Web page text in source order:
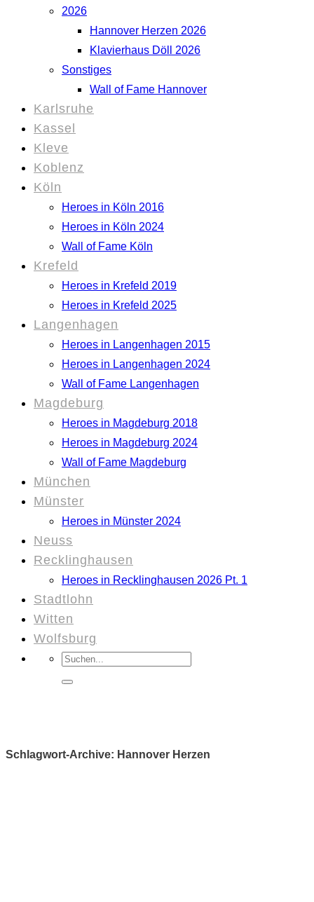
2026
Hannover Herzen 2026
Klavierhaus Döll 2026
Sonstiges
Wall of Fame Hannover
Karlsruhe
Kassel
Kleve
Koblenz
Köln
Heroes in Köln 2016
Heroes in Köln 2024
Wall of Fame Köln
Krefeld
Heroes in Krefeld 2019
Heroes in Krefeld 2025
Langenhagen
Heroes in Langenhagen 2015
Heroes in Langenhagen 2024
Wall of Fame Langenhagen
Magdeburg
Heroes in Magdeburg 2018
Heroes in Magdeburg 2024
Wall of Fame Magdeburg
München
Münster
Heroes in Münster 2024
Neuss
Recklinghausen
Heroes in Recklinghausen 2026 Pt. 1
Stadtlohn
Witten
Wolfsburg
Suchen
nach:
Schlagwort-Archive: Hannover Herzen